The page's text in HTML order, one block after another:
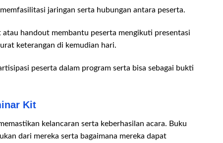
jaringan serta hubungan antara peserta.
handout membantu peserta mengikuti presentasi
keterangan di kemudian hari.
peserta dalam program serta bisa sebagai bukti
Kit
kelancaran serta keberhasilan acara. Buku
dari mereka serta bagaimana mereka dapat